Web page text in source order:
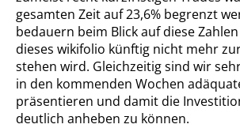
gesamten Zeit auf 23,6% begrenzt
bedauern beim Blick auf diese
dieses wikifolio künftig nicht mehr
stehen wird. Gleichzeitig sind wir
in den kommenden Wochen
präsentieren und damit die
deutlich anheben zu können.